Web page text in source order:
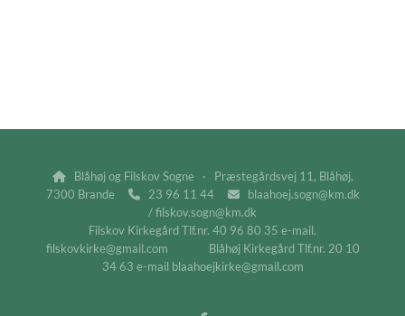
Blåhøj og Filskov Sogne · Præstegårdsvej 11, Blåhøj,
7300 Brande
23 96 11 44 blaahoej.sogn@km.dk
/ filskov.sogn@km.dk
Filskov Kirkegård Tlf.nr. 40 96 80 35 e-mail.
filskovkirke@gmail.com Blåhøj Kirkegård Tlf.nr. 20 10
34 63 e-mail blaahoejkirke@gmail.com